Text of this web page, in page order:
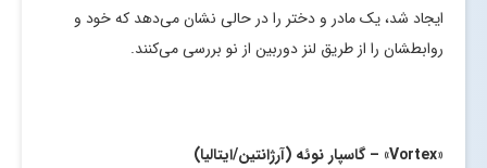
ایجاد شد، یک مادر و دختر را در حالی نشان می‌دهد که خود و
روابطشان را از طریق لنز دوربین از نو بررسی می‌کنند.
«
Vortex» – گاسپار نوئه (آرژانتین/ایتالیا)